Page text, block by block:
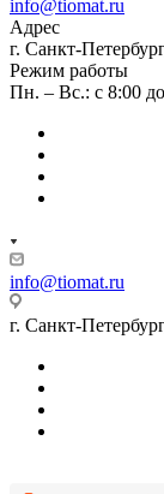
info@tiomat.ru
Адрес
г. Санкт-
Режим работы
Пн. – Вс.: с 8:00
info@tiomat.ru
г. Санкт-